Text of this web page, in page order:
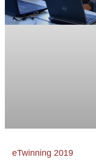
eTwinning 2019